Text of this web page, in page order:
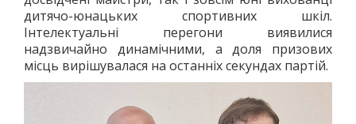
ХАПКІДО
КОМБАТАН
ЛЕГКА АТЛЕТИКА
БІГ
дитячо-юнацьких спортивних шкіл.
Інтелектуальні перегони виявилися
надзвичайно динамічними, а доля призових
місць вирішувалася на останніх секундах партій.